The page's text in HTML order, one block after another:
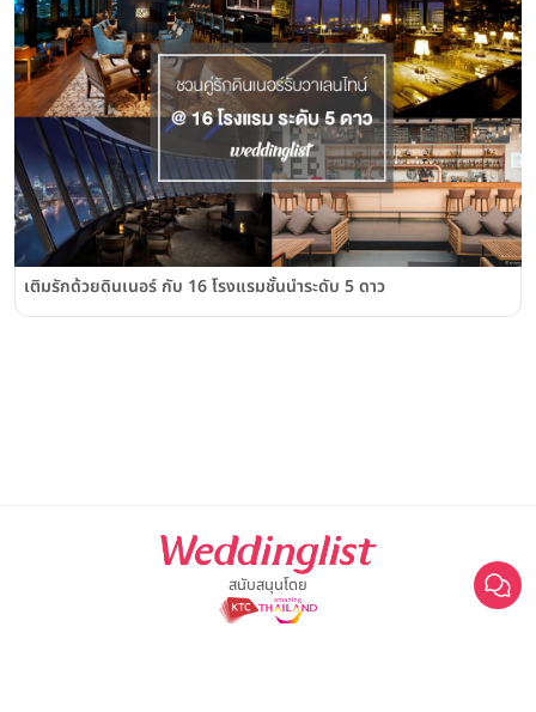
เติมรักด้วยดินเนอร์ กับ 16 โรงแรมชั้นนำระดับ 5 ดาว
สนับสนุนโดย